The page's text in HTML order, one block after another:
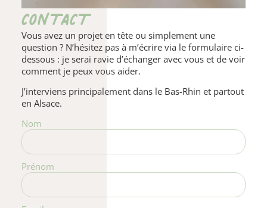
CONTACT
Vous avez un projet en tête ou simplement une
question ? N’hésitez pas à m’écrire via le formulaire ci-
dessous : je serai ravie d’échanger avec vous et de voir
comment je peux vous aider.
J’interviens principalement dans le Bas-Rhin et partout
en Alsace.
Nom
Prénom